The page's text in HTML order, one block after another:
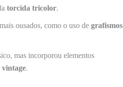
torcida tricolor.
ousados, como o uso de grafismos
mas incorporou elementos
vintage.